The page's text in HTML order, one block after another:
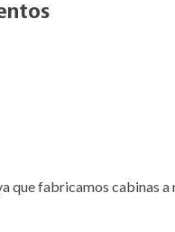
que fabricamos cabinas a